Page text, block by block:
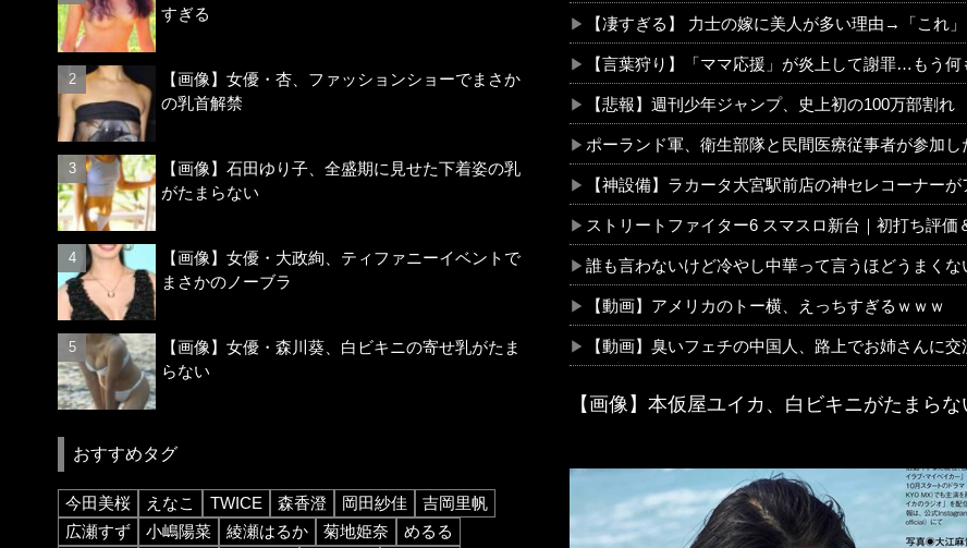
【凄すぎる】 力士の嫁に美人が多い理由→「これ
【言葉狩り】「ママ応援」が炎上して謝罪…もう何
【悲報】週刊少年ジャンプ、史上初の100万部割れ
ポーランド軍、衛生部隊と民間医療従事者が参加し
【神設備】ラカータ大宮駅前店の神セレコーナーが
ストリートファイター6 スマスロ新台｜初打ち評価
誰も言わないけど冷やし中華って言うほどうまくな
【動画】アメリカのトー横、えっちすぎるｗｗｗ
【動画】臭いフェチの中国人、路上でお姉さんに
【画像】本仮屋ユイカ、白ビキニがたまらな
すぎる
【画像】女優・杏、ファッションショーでまさか
の乳首解禁
【画像】石田ゆり子、全盛期に見せた下着姿の乳
がたまらない
【画像】女優・大政絢、ティファニーイベントで
まさかのノーブラ
【画像】女優・森川葵、白ビキニの寄せ乳がたま
らない
おすすめタグ
今田美桜 えなこ TWICE 森香澄 岡田紗佳
吉岡里帆
広瀬すず
小嶋陽菜 綾瀬はるか 菊地姫奈
めるる